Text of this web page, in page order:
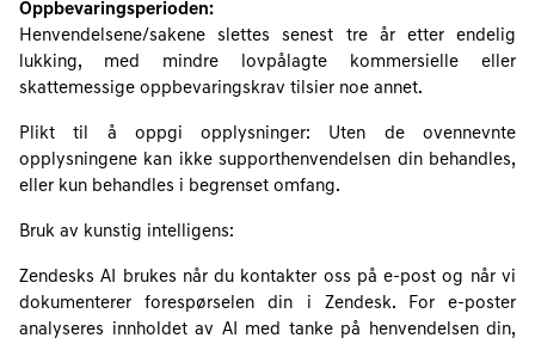
Oppbevaringsperioden:
Henvendelsene/sakene slettes senest tre år etter endelig
lukking, med mindre lovpålagte kommersielle eller
skattemessige oppbevaringskrav tilsier noe annet.
Plikt til å oppgi opplysninger: Uten de ovennevnte
opplysningene kan ikke supporthenvendelsen din behandles,
eller kun behandles i begrenset omfang.
Bruk av kunstig intelligens:
Zendesks AI brukes når du kontakter oss på e-post og når vi
dokumenterer forespørselen din i Zendesk. For e-poster
analyseres innholdet av AI med tanke på henvendelsen din,